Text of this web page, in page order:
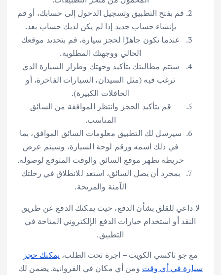
قم بفتح التطبيق وتسجيل الدخول إلى حسابك، أو قم
بإنشاء حساب جديد إذا لم يكن لديك حساب بعد.
عندما تكون جاهزًا لحجز سيارة، قم بتحديد موقعك
الحالي ووجهتك المطلوبة.
ستتم مطالبتك بتأكيد وجهتك وطراز السيارة الذي
ترغب فيه (مثل السيدان، السيارات الفاخرة، أو
الحافلات الكبيرة).
قم بتأكيد الحجز وانتظر الموافقة من السائق
المناسب.
سيرسل لك التطبيق معلومات السائق الموافق، بما
في ذلك اسمه ورقم لوحة السيارة، وسيتم عرض
خريطة تظهر موقع السائق والوقت المتوقع لوصوله.
بمجرد أن يصل السائق، استعد للانطلاق في رحلتك
الآمنة والمريحة.
لا داعي للقلق بشأن الدفع، حيث يمكنك الدفع عن طريق
النقد أو استخدام خيارات الدفع الإلكتروني المتاحة في
التطبيق.
مع جو تاكسي الكويت – اجرة تحت الطلب، يمكنك حجز
سيارة في أي وقت ومن أي مكان في الفروانية. يضمن لك